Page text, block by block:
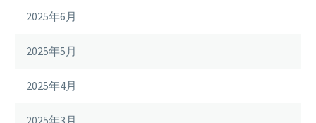
2025年6月
2025年5月
2025年4月
2025年3月